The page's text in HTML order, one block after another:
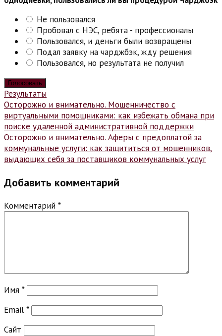
Не пользовался
Пробовал с НЭС, ребята - профессионалы
Пользовался, и деньги были возвращены
Подал заявку на чарджбэк, жду решения
Пользовался, но результата не получил
Результаты
Навигация
по
записям
Осторожно и внимательно. Мошенничество с
виртуальными помощниками: как избежать обмана при
поиске удаленной административной поддержки
Осторожно и внимательно. Аферы с предоплатой за
коммунальные услуги: как защититься от мошенников,
выдающих себя за поставщиков коммунальных услуг
Добавить комментарий
Комментарий *
Имя *
Email *
Сайт